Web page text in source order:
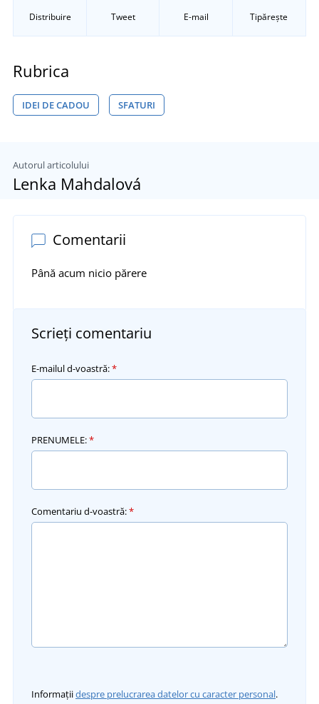
Distribuire Tweet E-mail Tipărește
Rubrica
IDEI DE CADOU SFATURI
Autorul articolului
Lenka Mahdalová
Comentarii
Până acum nicio părere
Scrieți comentariu
E-mailul d-voastră:*
PRENUMELE:*
Comentariu d-voastră:*
Informațiidespre prelucrarea datelor cu caracter personal.